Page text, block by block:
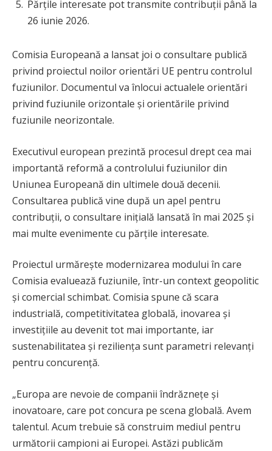
Părțile interesate pot transmite contribuții până la
26 iunie 2026.
Comisia Europeană a lansat joi o consultare publică
privind proiectul noilor orientări UE pentru controlul
fuziunilor. Documentul va înlocui actualele orientări
privind fuziunile orizontale și orientările privind
fuziunile neorizontale.
Executivul european prezintă procesul drept cea mai
importantă reformă a controlului fuziunilor din
Uniunea Europeană din ultimele două decenii.
Consultarea publică vine după un apel pentru
contribuții, o consultare inițială lansată în mai 2025 și
mai multe evenimente cu părțile interesate.
Proiectul urmărește modernizarea modului în care
Comisia evaluează fuziunile, într-un context geopolitic
și comercial schimbat. Comisia spune că scara
industrială, competitivitatea globală, inovarea și
investițiile au devenit tot mai importante, iar
sustenabilitatea și reziliența sunt parametri relevanți
pentru concurență.
„Europa are nevoie de companii îndrăznețe și
inovatoare, care pot concura pe scena globală. Avem
talentul. Acum trebuie să construim mediul pentru
următorii campioni ai Europei. Astăzi publicăm